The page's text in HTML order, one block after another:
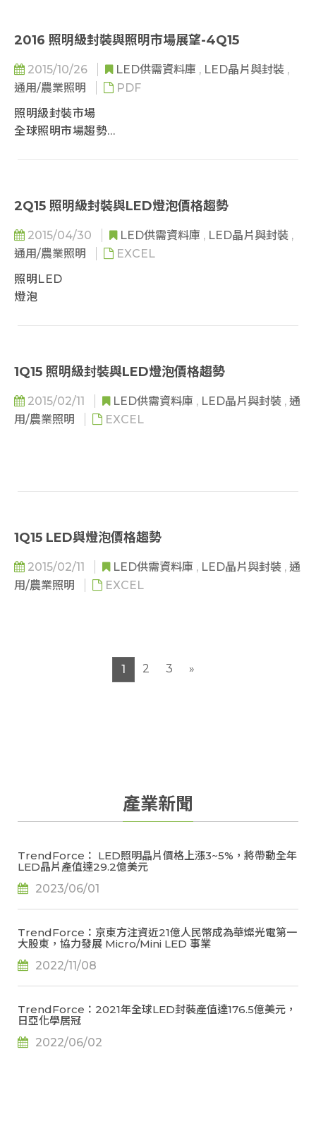
 2016-2017 (F) 前20大LED照明營收排名
 歐洲照明廠商策略 (Philips Lighting、
LEDVANCE、Zumtobel)
 北美照明廠商策略 (Acuity Brands、Eaton
Lighting、Hubbell)
Lighting)
第四部份: 法規標準
 Zhaga 定義及分類
 Zhaga 發展方向及未來趨勢
 美國標準: DLC 4.2 推出新的技術要求
 美國標準: IES TM-30-15 中 Rf 指標已被選入 TC 1-
燈具性能要求》
 2017 全球LED照明産品市場規模-數量基礎: 區域別
v.s. 產品別
 2018 全球LED照明産品市場規模-金額基礎: 區域別
 2018 全球LED照明産品市場規模-數量基礎: 區域別
v.s. 產品別
 2016-2017 (F) 前20大LED照明營收排名
 歐洲照明廠商策略 (Philips Lighting、
LEDVANCE、Zumtobel)
 北美照明廠商策略 (Acuity Brands、Eaton
Lighting、Hubbell)
Lighting)
第四部份: 法規標準
 Zhaga 定義及分類
 Zhaga 發展方向及未來趨勢
燈具性能要求》
2016 照明級封裝與照明市場展望-4Q15
2015/10/26 LED供需資料庫 , LED晶片與封裝 ,
通用/農業照明
PDF
照明級封裝市場
全球照明市場趨勢
2Q15 照明級封裝與LED燈泡價格趨勢
2015/04/30 LED供需資料庫 , LED晶片與封裝 ,
通用/農業照明
EXCEL
照明LED
燈泡
1Q15 照明級封裝與LED燈泡價格趨勢
2015/02/11 LED供需資料庫 , LED晶片與封裝 , 通
用/農業照明
EXCEL
1Q15 LED與燈泡價格趨勢
2015/02/11 LED供需資料庫 , LED晶片與封裝 , 通
用/農業照明
EXCEL
1 2 3 »
產業新聞
TrendForce： LED照明晶片價格上漲3~5%，將帶動全年
LED晶片產值達29.2億美元
2023/06/01
TrendForce：京東方注資近21億人民幣成為華燦光電第一
大股東，協力發展 Micro/Mini LED 事業
2022/11/08
TrendForce：2021年全球LED封裝產值達176.5億美元，
日亞化學居冠
2022/06/02